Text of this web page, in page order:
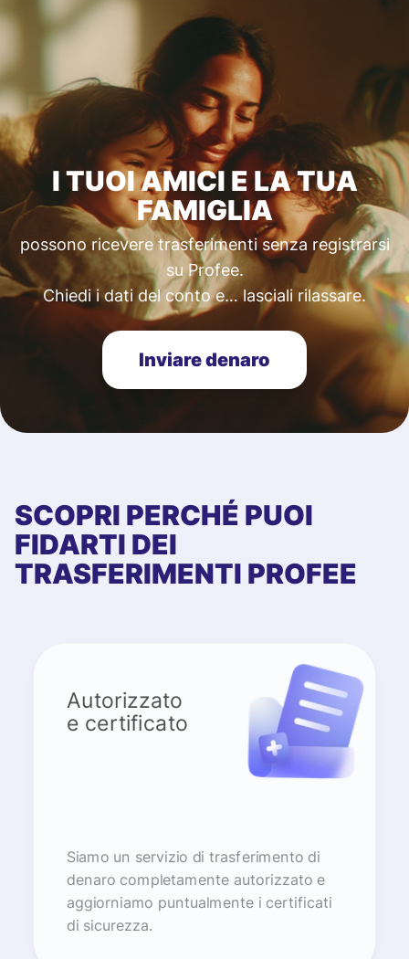
I TUOI AMICI E LA TUA
FAMIGLIA
possono ricevere trasferimenti senza registrarsi
su Profee.
Chiedi i dati del conto e… lasciali rilassare.
Inviare denaro
SCOPRI PERCHÉ PUOI
FIDARTI DEI
TRASFERIMENTI PROFEE
Autorizzato
e certificato
Siamo un servizio di trasferimento di
denaro completamente autorizzato e
aggiorniamo puntualmente i certificati
di sicurezza.